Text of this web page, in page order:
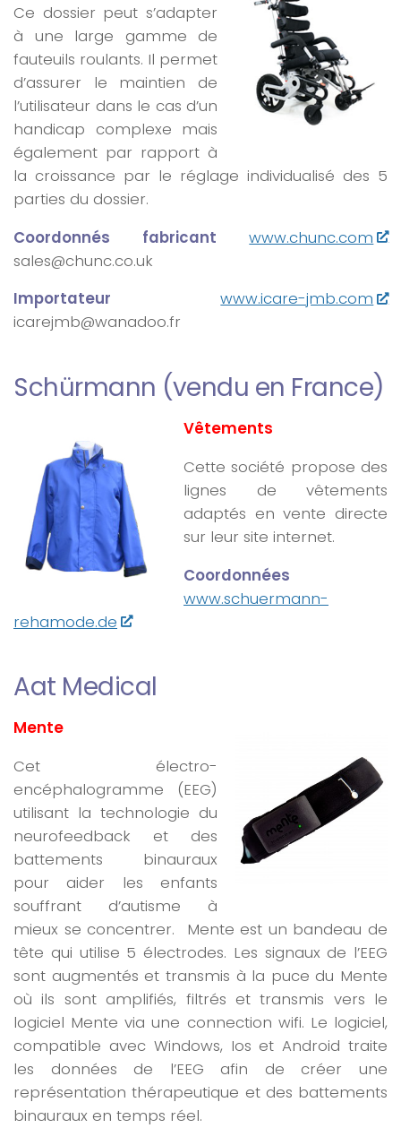
Ce dossier peut s’adapter
à une large gamme de
fauteuils roulants. Il permet
d’assurer le maintien de
l’utilisateur dans le cas d’un
handicap complexe mais
également par rapport à
la croissance par le réglage individualisé des 5
parties du dossier.
Coordonnés fabricant
www.chunc.com
sales@chunc.co.uk
Importateur
www.icare-jmb.com
icarejmb@wanadoo.fr
Schürmann (vendu en France)
Vêtements
Cette société propose des
lignes de vêtements
adaptés en vente directe
sur leur site internet.
Coordonnées
www.schuermann-
rehamode.de
Aat Medical
Mente
Cet électro-
encéphalogramme (EEG)
utilisant la technologie du
neurofeedback et des
battements binauraux
pour aider les enfants
souffrant d’autisme à
mieux se concentrer. Mente est un bandeau de
tête qui utilise 5 électrodes. Les signaux de l’EEG
sont augmentés et transmis à la puce du Mente
où ils sont amplifiés, filtrés et transmis vers le
logiciel Mente via une connection wifi. Le logiciel,
compatible avec Windows, Ios et Android traite
les données de l’EEG afin de créer une
représentation thérapeutique et des battements
binauraux en temps réel.